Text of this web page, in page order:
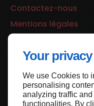
Your
We use Cookies to
personalising
analyzing traffic
functionalities. By
Contactez-nous
Mentions légales